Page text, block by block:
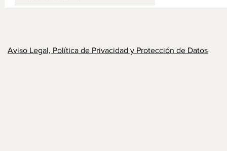
Aviso Legal, Política de Privacidad y Protección de Datos